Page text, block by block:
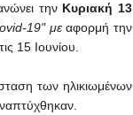
την Κυριακή 13
19" μεαφορμή την
15 Ιουνίου.
των ηλικιωμένων